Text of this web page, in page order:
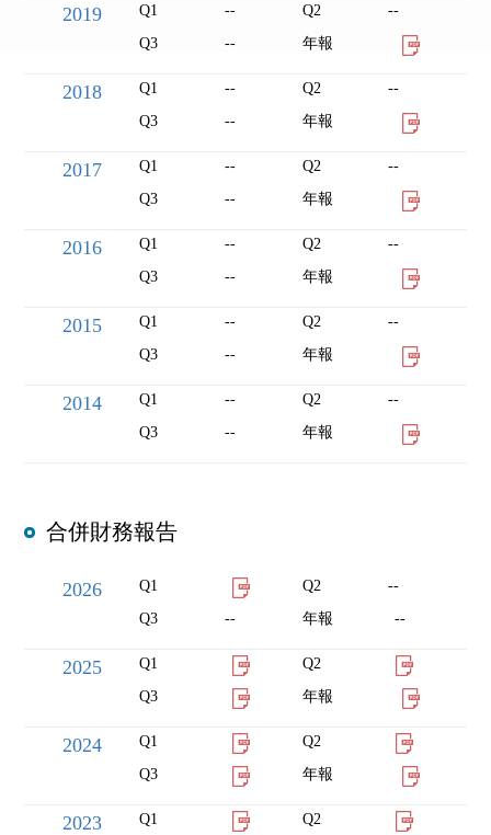
2019 Q1 -- Q2
--
Q3
-- 年報
2018 Q1 -- Q2
--
Q3
-- 年報
2017 Q1 -- Q2
--
Q3
-- 年報
2016 Q1 -- Q2
--
Q3
-- 年報
2015 Q1 -- Q2
--
Q3
-- 年報
2014 Q1 -- Q2
--
Q3
-- 年報
合併財務報告
2026 Q1 Q2
--
Q3
-- 年報 --
2025 Q1
Q2
Q3
年報
2024 Q1
Q2
Q3
年報
2023 Q1
Q2